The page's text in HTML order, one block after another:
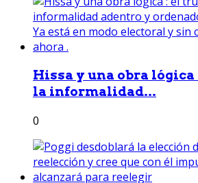
Hissa y una obra
la informalidad...
0